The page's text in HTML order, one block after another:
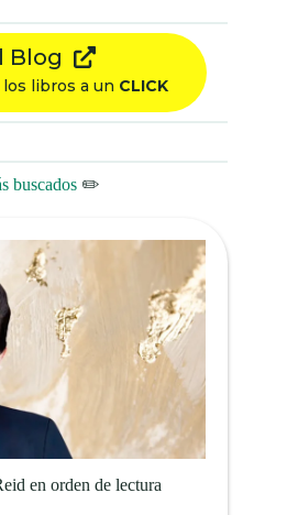
Blog
libros a un CLICK
buscados ✏️
en orden de lectura